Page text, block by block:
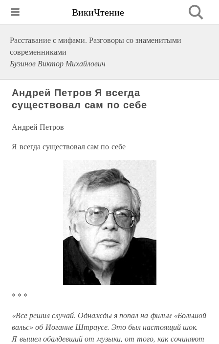
ВикиЧтение
Расставание с мифами. Разговоры со знаменитыми
современниками
Бузинов Виктор Михайлович
Андрей Петров Я всегда
существовал сам по себе
Андрей Петров
Я всегда существовал сам по себе
* * *
«Все решил случай. Однажды я попал на фильм «Большой
вальс» об Иоганне Штраусе. Это был настоящий шок.
Я вышел обалдевший от музыки, от того, как сочиняют